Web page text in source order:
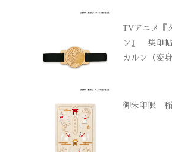
TVアニメ『
ン』 集印
カルン（変身
御朱印帳